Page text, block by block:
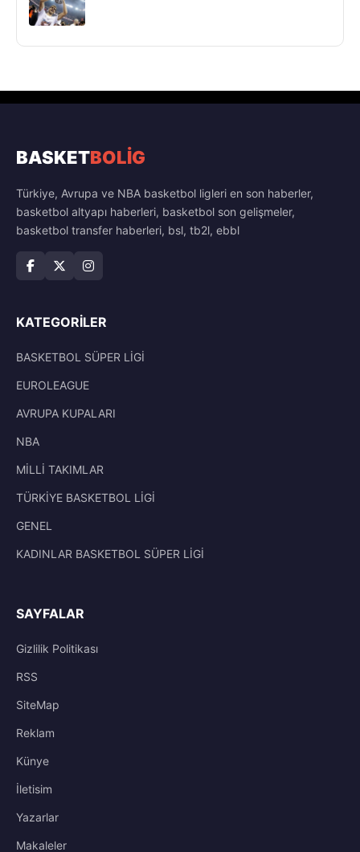
BASKETBOLİG
Türkiye, Avrupa ve NBA basketbol ligleri en son haberler,
basketbol altyapı haberleri, basketbol son gelişmeler,
basketbol transfer haberleri, bsl, tb2l, ebbl
KATEGORILER
BASKETBOL SÜPER LİGİ
EUROLEAGUE
AVRUPA KUPALARI
NBA
MİLLİ TAKIMLAR
TÜRKİYE BASKETBOL LİGİ
GENEL
KADINLAR BASKETBOL SÜPER LİGİ
SAYFALAR
Gizlilik Politikası
RSS
SiteMap
Reklam
Künye
İletisim
Yazarlar
Makaleler